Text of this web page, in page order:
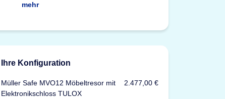
mehr
Ihre Konfiguration
Müller Safe MVO12 Möbeltresor mit
Elektronikschloss TULOX
2.477,00 €